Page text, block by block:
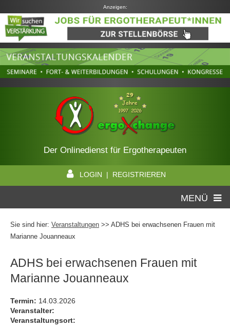
Anzeigen:
Der Onlinedienst für Ergotherapeuten
LOGIN | REGISTRIEREN
MENÜ
Sie sind hier: Veranstaltungen >> ADHS bei erwachsenen Frauen mit
Marianne Jouanneaux
ADHS bei erwachsenen Frauen mit
Marianne Jouanneaux
Termin: 14.03.2026
Veranstalter:
Veranstaltungsort: